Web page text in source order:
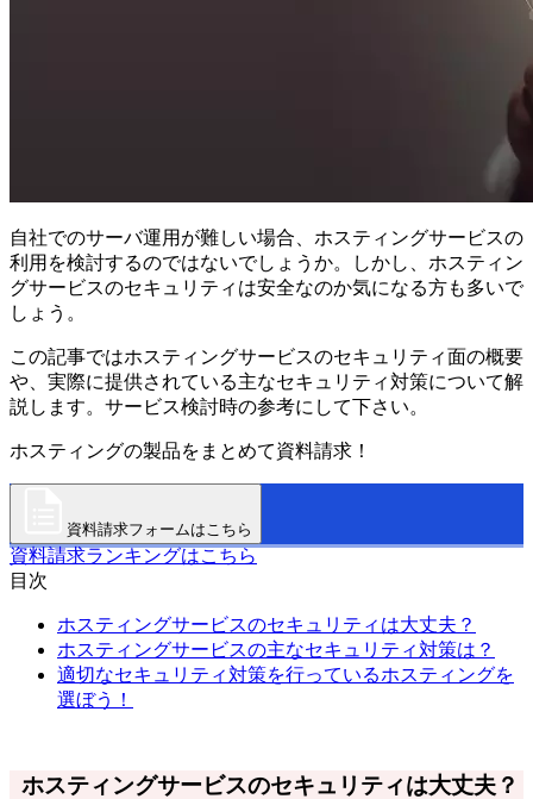
自社でのサーバ運用が難しい場合、ホスティングサービスの
利用を検討するのではないでしょうか。しかし、ホスティン
グサービスのセキュリティは安全なのか気になる方も多いで
しょう。
この記事ではホスティングサービスのセキュリティ面の概要
や、実際に提供されている主なセキュリティ対策について解
説します。サービス検討時の参考にして下さい。
ホスティングの製品をまとめて資料請求！
資料請求フォームはこちら
資料請求ランキングはこちら
目次
ホスティングサービスのセキュリティは大丈夫？
ホスティングサービスの主なセキュリティ対策は？
適切なセキュリティ対策を行っているホスティングを
選ぼう！
ホスティングサービスのセキュリティは大丈夫？